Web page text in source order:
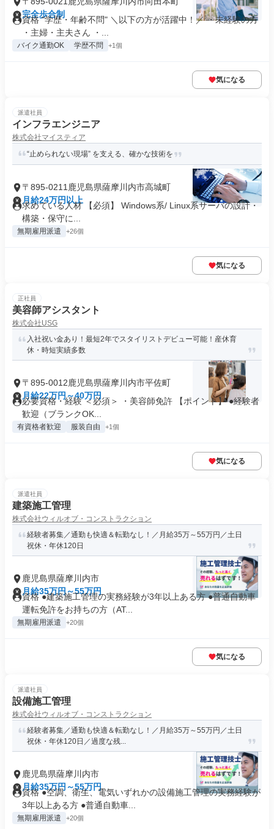
完全歩合制
資格 "学歴・年齢不問" ＼以下の方が活躍中！／ ・未経験の方
・主婦・主夫さん ・...
バイク通勤OK 学歴不問 +1個
気になる
派遣社員
インフラエンジニア
株式会社マイスティア
“止められない現場” を支える、確かな技術を
〒895-0211鹿児島県薩摩川内市高城町
月給24万円以上
求めている人材 【必須】 Windows系/ Linux系サーバの設計・
構築・保守に...
無期雇用派遣 +26個
気になる
正社員
美容師アシスタント
株式会社USG
入社祝い金あり！最短2年でスタイリストデビュー可能！産休育
休・時短実績多数
〒895-0012鹿児島県薩摩川内市平佐町
月給22万円～40万円
必要資格・経験 ＜必須＞ ・美容師免許 【ポイント】 ●経験者
歓迎（ブランクOK...
有資格者歓迎 服装自由 +1個
気になる
派遣社員
建築施工管理
株式会社ウィルオブ・コンストラクション
経験者募集／通勤も快適＆転勤なし！／月給35万～55万円／土日
祝休・年休120日
鹿児島県薩摩川内市
月給35万円～55万円
資格 ●建築施工管理の実務経験が3年以上ある方 ●普通自動車
運転免許をお持ちの方（AT...
無期雇用派遣 +20個
気になる
派遣社員
設備施工管理
株式会社ウィルオブ・コンストラクション
経験者募集／通勤も快適＆転勤なし！／月給35万～55万円／土日
祝休・年休120日／過度な残...
鹿児島県薩摩川内市
月給35万円～55万円
資格 ●空調、衛生、電気いずれかの設備施工管理の実務経験が
3年以上ある方 ●普通自動車...
無期雇用派遣 +20個